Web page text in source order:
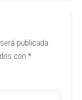
publicada.
con*